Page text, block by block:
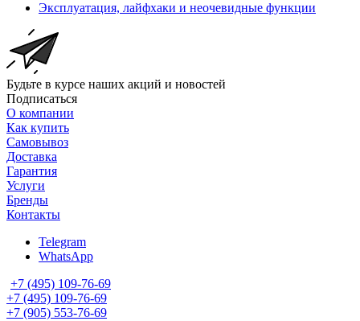
Эксплуатация, лайфхаки и неочевидные функции
Будьте в курсе наших акций и новостей
Подписаться
О компании
Как купить
Самовывоз
Доставка
Гарантия
Услуги
Бренды
Контакты
Telegram
WhatsApp
+7 (495) 109-76-69
+7 (495) 109-76-69
+7 (905) 553-76-69